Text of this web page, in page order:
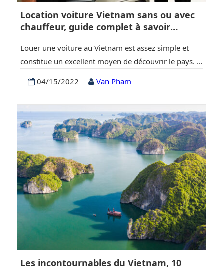
Location voiture Vietnam sans ou avec
chauffeur, guide complet à savoir
Louer une voiture au Vietnam est assez simple et
constitue un excellent moyen de découvrir le pays. Si
pas une bonne idée, d’autres régions du pays se
prêtent parfaitement à une exploration par la route.
Ce guide sur la location de voiture au Vietnam vous
fournira des…
04/15/2022 Van Pham
Les incontournables du Vietnam, 10